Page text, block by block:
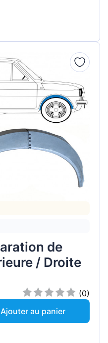
de
/ Droite
(0)
Ajouter au panier